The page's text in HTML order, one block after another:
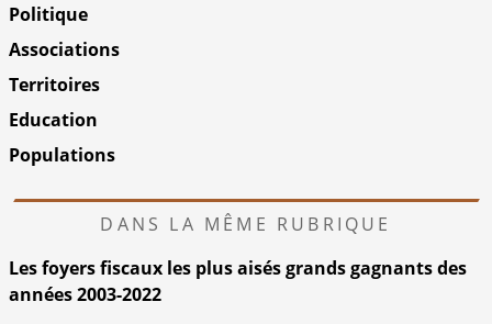
Politique
Associations
Territoires
Education
Populations
DANS LA MÊME RUBRIQUE
Les foyers fiscaux les plus aisés grands gagnants des
années 2003-2022